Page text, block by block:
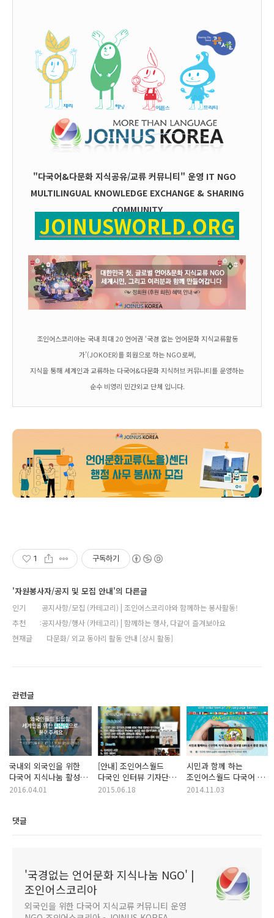
"다국어&다문화 지식공유/교류 커뮤니티" 운영 IT NGO
MULTILINGUAL KNOWLEDGE EXCHANGE & SHARING
COMMUNITY
JOINUSWORLD.ORG
조인어스코리아는 국내 최대 20 언어권 ‘국경 없는 언어문화 지식교류활동
가’(JOKOER)를 회원으로 하는 NGO로써,
지식을 통해 세계인과 교류하는 다국어&다문화 지식허브 커뮤니티를 운영하는
순수 비영리 민간외교 단체 입니다.
1 구독하기
'자원봉사자/공지 및 모집 안내'의 다른글
인기
공지사항/모집 (카테고리) | 조인어스코리아와 함께하는 봉사활동!
추천
공지사항/행사 (카테고리) | 함께하는 행사, 다같이 즐겨보아요
현재글
다문화/ 외교 동아리 활동 안내 [상시 활동]
관련글
국내외 외국인을 위한
다국어 지식나눔 활성화
봉사활동 (질문 수집
2016.04.01
[안내] 조인어스월드
다국인 인터뷰 기자단
활동
2015.06.18
시민과 함께 하는
조인어스월드 다국어 UI
번역 활동 안내
2014.11.03
댓글
'국경없는 언어문화 지식나눔 NGO' |
조인어스코리아
외국인을 위한 다국어 지식교류 커뮤니티 운영